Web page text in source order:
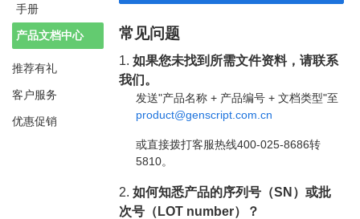
手册
产品文档中心
推荐有礼
客户服务
优惠促销
常见问题
1.如果您未找到所需文件资料，请联系
我们。
发送"产品名称 + 产品编号 + 文档类型"至
product@genscript.com.cn
或直接拨打客服热线400-025-8686转
5810。
2.如何知悉产品的序列号（SN）或批
次号（LOT number）？